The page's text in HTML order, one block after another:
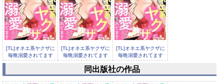
[TL]オネエ系ヤクザに
毎晩溺愛されてます
64
[TL]オネエ系ヤクザに
毎晩溺愛されてます
63
[TL]オネエ系ヤクザに
毎晩溺愛されてます
62
同出版社の作品